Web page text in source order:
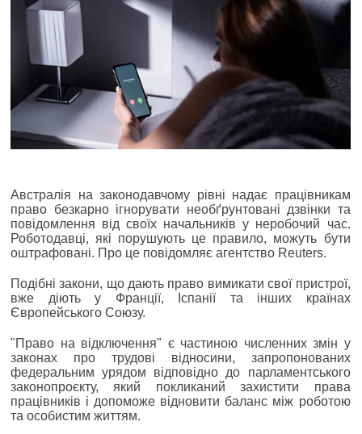
Австралія на законодавчому рівні надає працівникам
право безкарно ігнорувати необґрунтовані дзвінки та
повідомлення від своїх начальників у неробочий час.
Роботодавці, які порушують це правило, можуть бути
оштрафовані. Про це повідомляє агентство Reuters.
Подібні закони, що дають право вимикати свої пристрої,
вже діють у Франції, Іспанії та інших країнах
Європейського Союзу.
"Право на відключення" є частиною численних змін у
законах про трудові відносини, запропонованих
федеральним урядом відповідно до парламентського
законопроєкту, який покликаний захистити права
працівників і допоможе відновити баланс між роботою
та особистим життям.